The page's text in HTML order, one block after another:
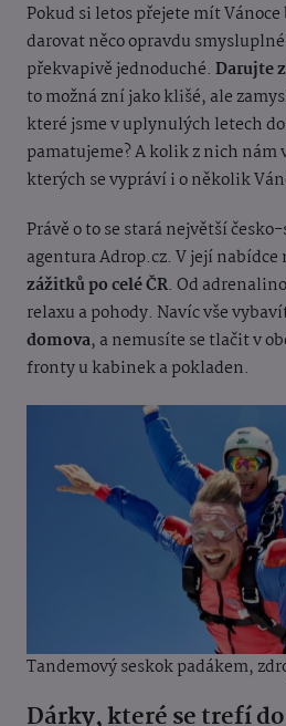
Pokud si letos přejete mít Vánoce
darovat něco opravdu
překvapivě jednoduché. Darujte
to možná zní jako klišé, ale
které jsme v uplynulých letech
pamatujeme? A kolik z nich
kterých se vypráví i o několik
Právě o to se stará největší
agentura Adrop.cz. V její nabídce
zážitků po celé ČR. Od
relaxu a pohody. Navíc vše
domova, a nemusíte se tlačit v
fronty u kabinek a pokladen.
Tandemový seskok padákem, z
Dárky, které se trefí